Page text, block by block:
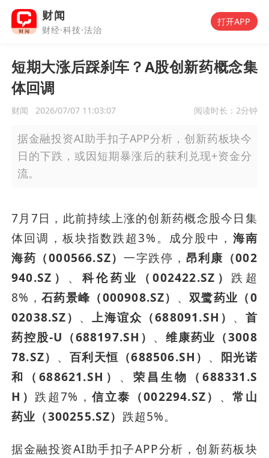
财闻
财经·科技·法治
打开APP
短期大涨后踩刹车？A股创新药概念集
体回调
财闻 2026/07/07 11:03:07 阅读时长： 2分钟
据金融投资AI助手扣子APP分析，创新药板块今
日的下跌，或因短期暴涨后的获利兑现+资金分
流。
7月7日，此前持续上涨的创新药概念股今日集
体回调，板块指数跌超3%。成分股中， 海南
海药（000566.SZ）一字跌停， 昂利康（002
940.SZ） 、 科伦药业（002422.SZ） 跌超
8%， 石药景峰（000908.SZ） 、双鹭药业（0
02038.SZ） 、上海谊众（688091.SH） 、 首
药控股-U（688197.SH） 、 维康药业（3008
78.SZ） 、 百利天恒（688506.SH） 、 阳光诺
和（688621.SH） 、荣昌生物（688331.S
H） 跌超7%，信立泰（002294.SZ） 、常山
药业（300255.SZ） 跌超5%。
据金融投资AI助手扣子APP分析，创新药板块